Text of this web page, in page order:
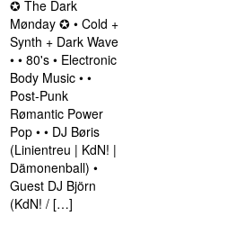
✪ The Dark
Mønday ✪ • Cold +
Synth + Dark Wave
• • 80's • Electronic
Body Music • •
Post-Punk
Rømantic Power
Pop • • DJ Børis
(Linientreu | KdN! |
Dämonenball) •
Guest DJ Björn
(KdN! / […]